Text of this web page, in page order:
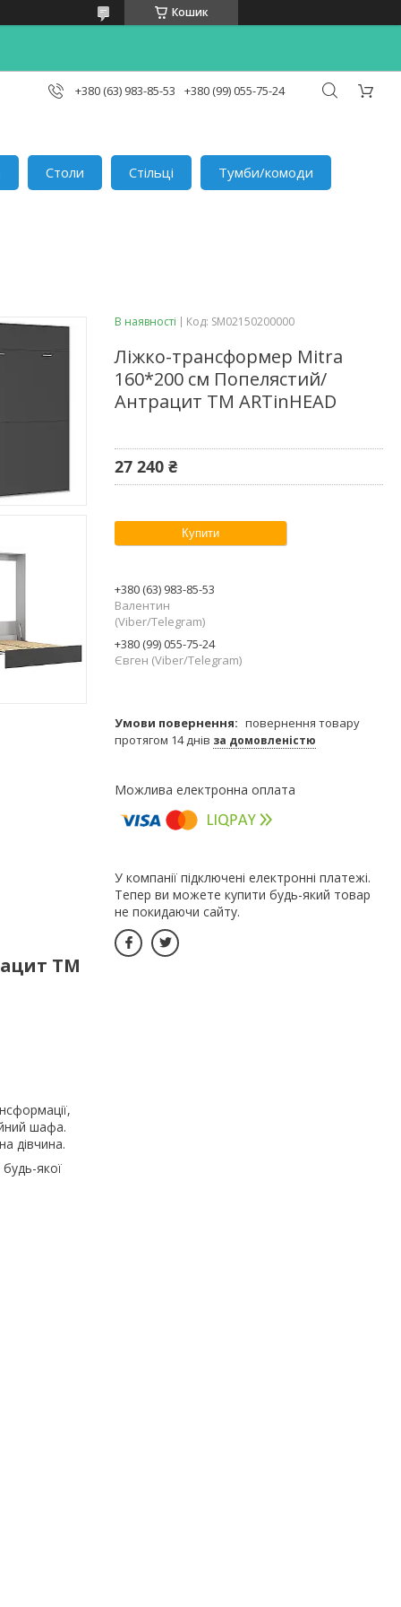
Кошик
+380 (63) 983-85-53 +380 (99) 055-75-24
Столи Стільці Тумби/комоди
ТМ
шафа.
дівчина.
якої
В наявності Код: SM02150200000
Ліжко-трансформер Mitra
160*200 см Попелястий/
Антрацит ТМ ARTinHEAD
27 240 ₴
Купити
+380 (63) 983-85-53
Валентин
(Viber/Telegram)
+380 (99) 055-75-24
Євген (Viber/Telegram)
повернення товару
протягом 14 днів за домовленістю
У компанії підключені електронні платежі.
Тепер ви можете купити будь-який товар
не покидаючи сайту.